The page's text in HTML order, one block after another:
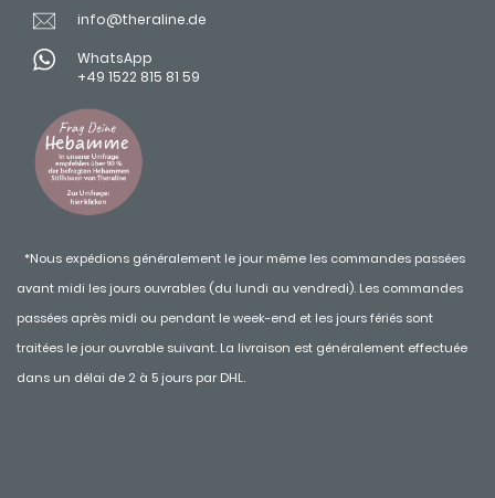
info@theraline.de
WhatsApp
+49 1522 815 81 59
*Nous expédions généralement le jour même les commandes passées
avant midi les jours ouvrables (du lundi au vendredi). Les commandes
passées après midi ou pendant le week-end et les jours fériés sont
traitées le jour ouvrable suivant. La livraison est généralement effectuée
dans un délai de 2 à 5 jours par DHL.